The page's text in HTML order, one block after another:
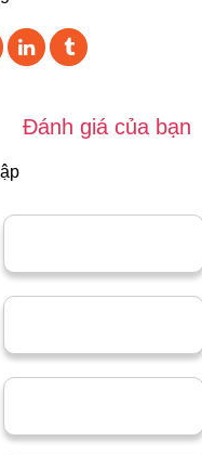
Đánh giá của bạn